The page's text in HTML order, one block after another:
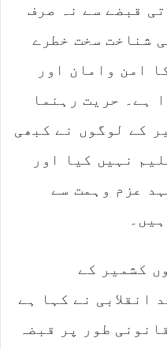
قبضے سے نہ صرف
شناخت سخت خطرے
امن وامان اور
ہے۔ حریت رہنما
کے لوگوں نے کبھی
نہیں کیا اور
عزم وہمت سے
کشمیر کے
انقلابی نے کہا ہے
طور پر قبضہ